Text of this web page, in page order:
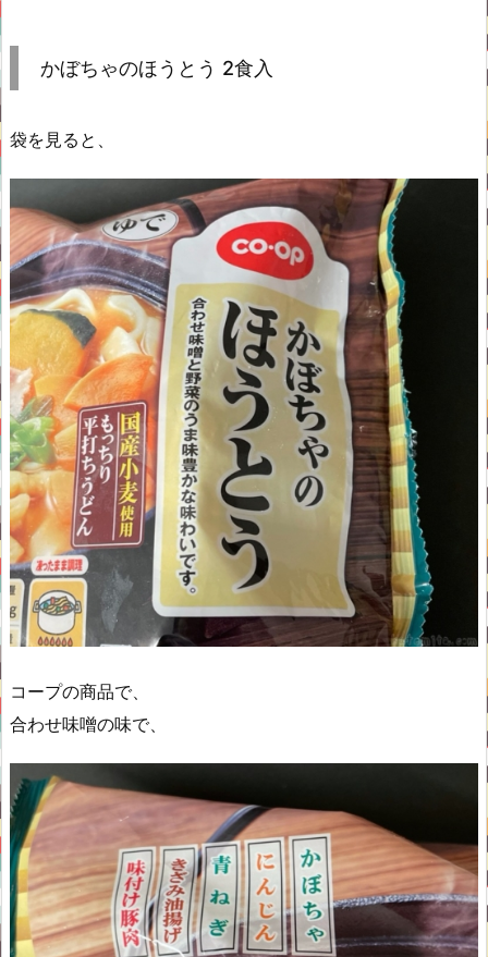
かぼちゃのほうとう 2食入
袋を見ると、
コープの商品で、
合わせ味噌の味で、